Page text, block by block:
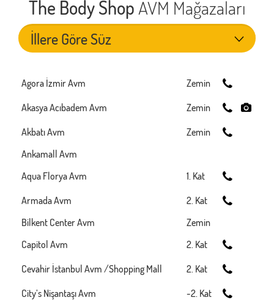
The Body Shop AVM Mağazaları
Agora İzmir Avm
Zemin
Akasya Acıbadem Avm
Zemin
Akbatı Avm
Zemin
Ankamall Avm
Aqua Florya Avm
1. Kat
Armada Avm
2. Kat
Bilkent Center Avm
Zemin
Capitol Avm
2. Kat
Cevahir İstanbul Avm /Shopping Mall
2. Kat
City’s Nişantaşı Avm
-2. Kat